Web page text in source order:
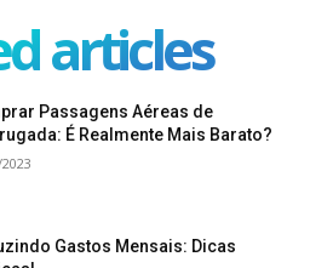
articles
Passagens Aéreas de
É Realmente Mais Barato?
Gastos Mensais: Dicas